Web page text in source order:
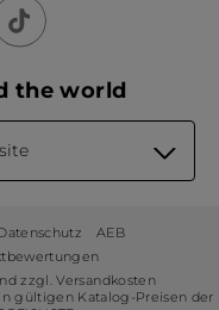
the world
AEB
zzgl. Versandkosten
gültigen Katalog-Preisen der